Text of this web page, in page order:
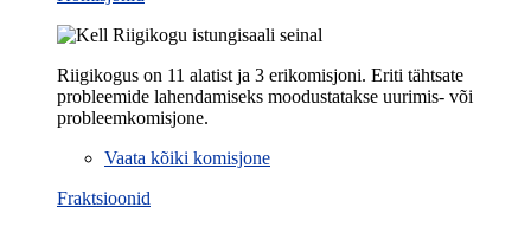
Riigikogus on 11 alatist ja 3 erikomisjoni. Eriti tähtsate
probleemide lahendamiseks moodustatakse uurimis- või
probleemkomisjone.
Vaata kõiki komisjone
Fraktsioonid